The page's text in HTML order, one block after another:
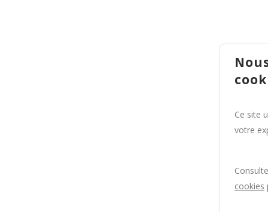
Ce site
votre
cookies